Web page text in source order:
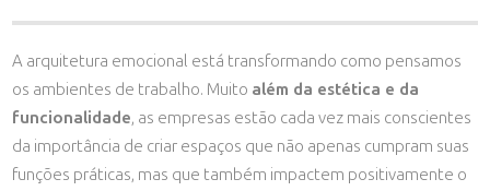
A arquitetura emocional está transformando como pensamos
os ambientes de trabalho. Muito além da estética e da
funcionalidade, as empresas estão cada vez mais conscientes
da importância de criar espaços que não apenas cumpram suas
funções práticas, mas que também impactem positivamente o